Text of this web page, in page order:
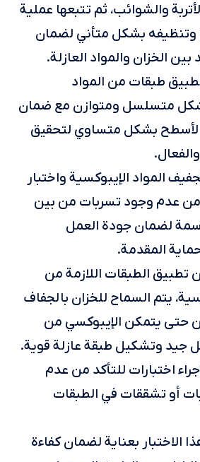
والشوائب، ثم تتبعها عملية
بشكل متأني لضمان
الخزان والمواد العازلة.
طبقات من المواد
متسلسل ومتوازن مع ضمان
بشكل متساوي لتحقيق
المواد الإيبوكسية واختبار
من عدم وجود تسربات من بين
لضمان جودة العمل
المقدمة.
تطبيق الطبقات اللازمة من
يتم السماح للخزان بالجفاف
حتى يتمكن الإيبوكسي من
جيد وتشكيل طبقة عازلة قوية.
اختبارات للتأكد من عدم
أو تشققات في الطبقات
الاختبار بعناية لضمان كفاءة